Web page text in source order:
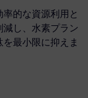
的な資源利用と
し、水素プラン
最小限に抑えま